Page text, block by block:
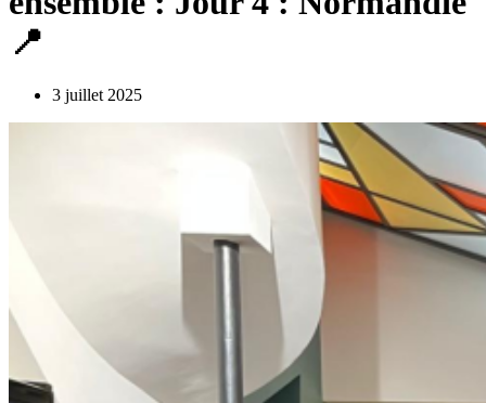
📍
3 juillet 2025